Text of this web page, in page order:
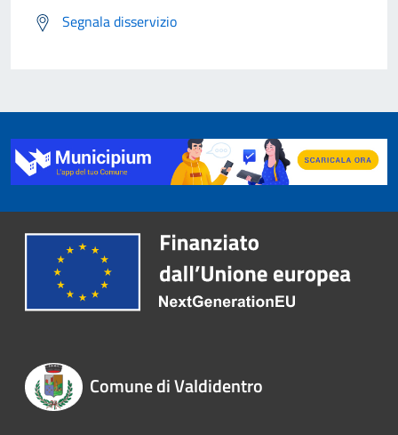
Segnala disservizio
Comune di Valdidentro